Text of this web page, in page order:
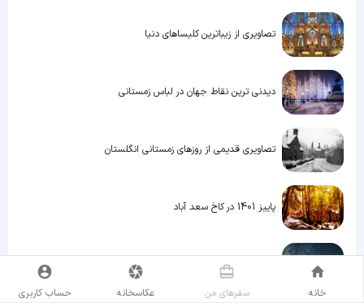
تصاویری از زیباترین کلیساهای دنیا
دیدنی ترین نقاط جهان در لباس زمستانی
تصاویری قدیمی از روزهای زمستانی انگلستان
پاییز 1401 در کاخ سعد آباد
اصول اولیه عکاسی از آسمان شب
خانه
سفر‌های من عکاسخانه حساب کاربری